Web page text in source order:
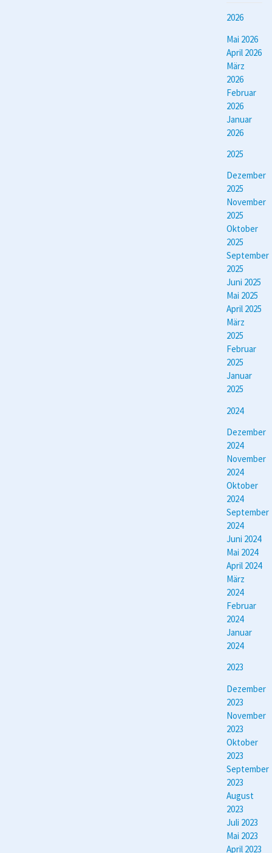
2026
Mai 2026
April 2026
März
2026
Februar
2026
Januar
2026
2025
Dezember
2025
November
2025
Oktober
2025
September
2025
Juni 2025
Mai 2025
April 2025
März
2025
Februar
2025
Januar
2025
2024
Dezember
2024
November
2024
Oktober
2024
September
2024
Juni 2024
Mai 2024
April 2024
März
2024
Februar
2024
Januar
2024
2023
Dezember
2023
November
2023
Oktober
2023
September
2023
August
2023
Juli 2023
Mai 2023
April 2023